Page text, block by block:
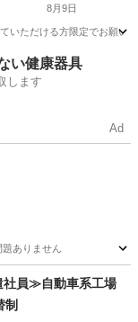
8月9日
いただける方限定でお願
ラック
い健康器具
します
Ad
ありません
家具員≫自動車系工場
制